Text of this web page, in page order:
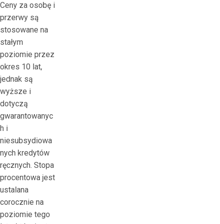
Ceny za osobę i
przerwy są
stosowane na
stałym
poziomie przez
okres 10 lat,
jednak są
wyższe i
dotyczą
gwarantowanyc
h i
niesubsydiowa
nych kredytów
ręcznych. Stopa
procentowa jest
ustalana
corocznie na
poziomie tego
н
-
к
а
з
и
н
о
в
ю
р
к
а
с
.
р
ф
И